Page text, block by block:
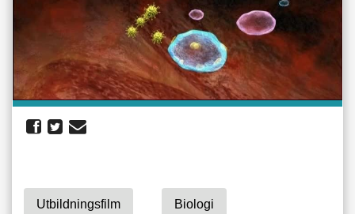
Utbildningsfilm Biologi